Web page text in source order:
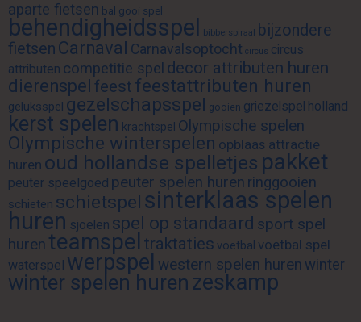
aparte fietsen bal gooi spel
behendigheidsspel bibberspiraal bijzondere
fietsen Carnaval Carnavalsoptocht circus circus
attributen competitie spel decor attributen huren
dierenspel feest feestattributen huren
geluksspel gezelschapsspel gooien griezelspel holland
kerst spelen krachtspel Olympische spelen
Olympische winterspelen opblaas attractie
huren oud hollandse spelletjes pakket
peuter speelgoed peuter spelen huren ringgooien
schieten schietspel sinterklaas spelen
huren sjoelen spel op standaard sport spel
huren teamspel traktaties voetbal voetbal spel
waterspel werpspel western spelen huren winter
winter spelen huren zeskamp